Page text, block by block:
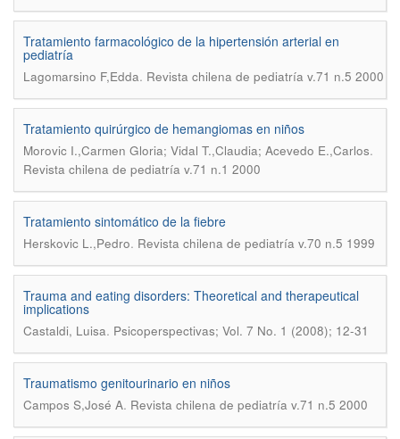
Tratamiento farmacológico de la hipertensión arterial en
pediatría
Lagomarsino F,Edda. Revista chilena de pediatría v.71 n.5 2000
Tratamiento quirúrgico de hemangiomas en niños
Morovic I.,Carmen Gloria; Vidal T.,Claudia; Acevedo E.,Carlos.
Revista chilena de pediatría v.71 n.1 2000
Tratamiento sintomático de la fiebre
Herskovic L.,Pedro. Revista chilena de pediatría v.70 n.5 1999
Trauma and eating disorders: Theoretical and therapeutical
implications
Castaldi, Luisa. Psicoperspectivas; Vol. 7 No. 1 (2008); 12-31
Traumatismo genitourinario en niños
Campos S,José A. Revista chilena de pediatría v.71 n.5 2000